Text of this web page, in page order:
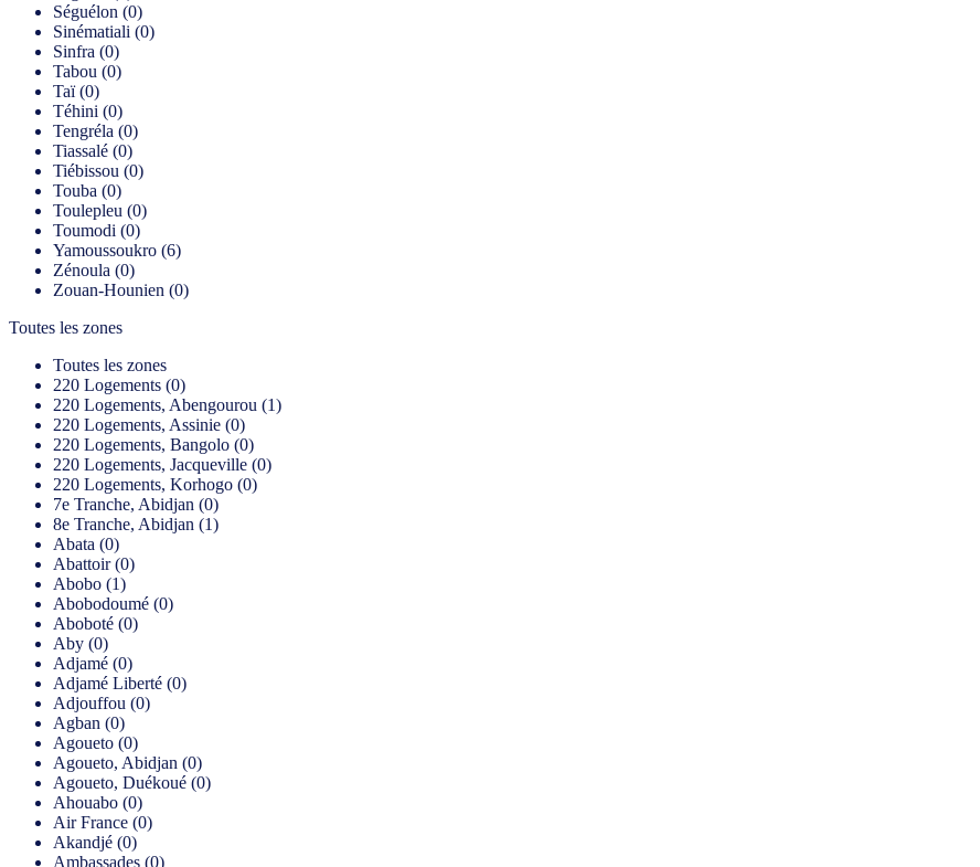
Séguélon (0)
Sinématiali (0)
Sinfra (0)
Tabou (0)
Taï (0)
Téhini (0)
Tengréla (0)
Tiassalé (0)
Tiébissou (0)
Touba (0)
Toulepleu (0)
Toumodi (0)
Yamoussoukro (6)
Zénoula (0)
Zouan-Hounien (0)
Toutes les zones
Toutes les zones
220 Logements (0)
220 Logements, Abengourou (1)
220 Logements, Assinie (0)
220 Logements, Bangolo (0)
220 Logements, Jacqueville (0)
220 Logements, Korhogo (0)
7e Tranche, Abidjan (0)
8e Tranche, Abidjan (1)
Abata (0)
Abattoir (0)
Abobo (1)
Abobodoumé (0)
Aboboté (0)
Aby (0)
Adjamé (0)
Adjamé Liberté (0)
Adjouffou (0)
Agban (0)
Agoueto (0)
Agoueto, Abidjan (0)
Agoueto, Duékoué (0)
Ahouabo (0)
Air France (0)
Akandjé (0)
Ambassades (0)